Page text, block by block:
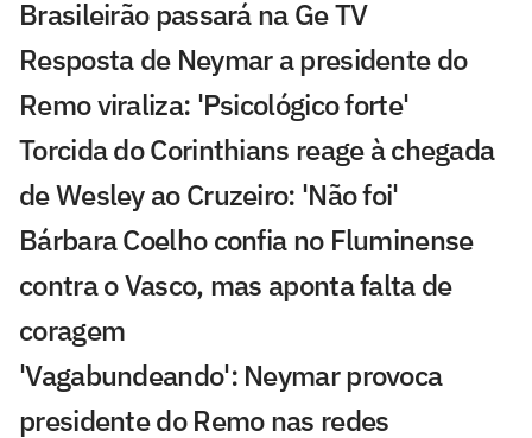
Brasileirão passará na Ge TV
Resposta de Neymar a presidente do
Remo viraliza: 'Psicológico forte'
Torcida do Corinthians reage à chegada
de Wesley ao Cruzeiro: 'Não foi'
Bárbara Coelho confia no Fluminense
contra o Vasco, mas aponta falta de
coragem
'Vagabundeando': Neymar provoca
presidente do Remo nas redes